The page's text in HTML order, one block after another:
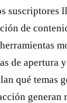
suscriptores
de
de apertura
qué temas
generan